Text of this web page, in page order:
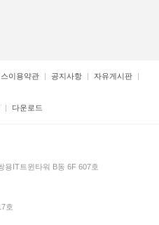
이용약관 공지사항 자유게시판
다운로드
용IT트윈타워 B동 6F 607호
호